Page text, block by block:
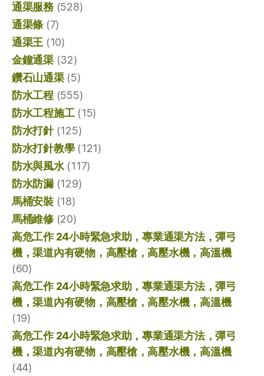
通渠服務(528)
通渠條 (7)
通渠王 (10)
金鐘通渠(32)
鑽石山通渠(5)
防水工程(555)
防水工程施工(15)
防水打針(125)
防水打針教學(121)
防水與風水(117)
防水防漏(129)
馬桶安裝(18)
馬桶維修(20)
高危工作 24小時緊急求助，專業通渠方法，彈弓
機，渠道內有硬物，高壓槍，高壓水機，高溫機
(60)
高危工作 24小時緊急求助，專業通渠方法，彈弓
機，渠道內有硬物，高壓槍，高壓水機，高溫機
(19)
高危工作 24小時緊急求助，專業通渠方法，彈弓
機，渠道內有硬物，高壓槍，高壓水機，高溫機
(44)